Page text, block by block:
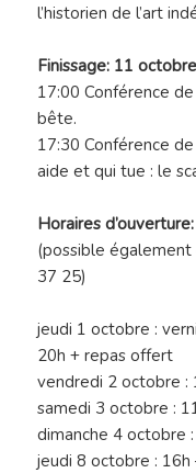
l’historien de l’art
Finissage: 11
17:00 Conférence
bête.
17:30 Conférence
aide et qui tue : le
Horaires d’ouverture:
(possible également
37 25)
jeudi 1 octobre :
20h + repas offert
vendredi 2 octobre :
samedi 3 octobre :
dimanche 4 octobre
jeudi 8 octobre : 16h